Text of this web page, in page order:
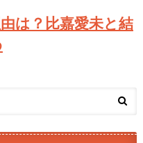
は？比嘉愛未と結